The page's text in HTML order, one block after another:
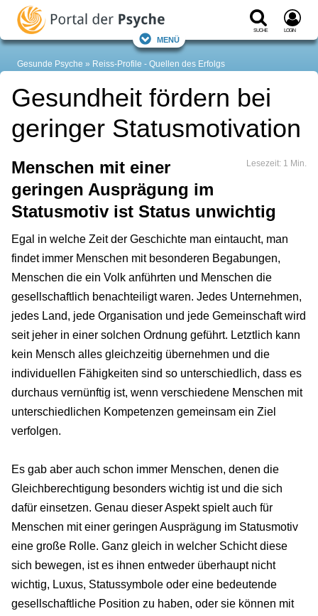
Suche Login
Menü
Gesunde Psyche Reiss-Profile - Quellen des Erfolgs
Gesundheit fördern bei
geringer Statusmotivation
Lesezeit: 1 Min.
Menschen mit einer
geringen Ausprägung im
Statusmotiv ist Status unwichtig
Egal in welche Zeit der Geschichte man eintaucht, man
findet immer Menschen mit besonderen Begabungen,
Menschen die ein Volk anführten und Menschen die
gesellschaftlich benachteiligt waren. Jedes Unternehmen,
jedes Land, jede Organisation und jede Gemeinschaft wird
seit jeher in einer solchen Ordnung geführt. Letztlich kann
kein Mensch alles gleichzeitig übernehmen und die
individuellen Fähigkeiten sind so unterschiedlich, dass es
durchaus vernünftig ist, wenn verschiedene Menschen mit
unterschiedlichen Kompetenzen gemeinsam ein Ziel
verfolgen.
Es gab aber auch schon immer Menschen, denen die
Gleichberechtigung besonders wichtig ist und die sich
dafür einsetzen. Genau dieser Aspekt spielt auch für
Menschen mit einer geringen Ausprägung im Statusmotiv
eine große Rolle. Ganz gleich in welcher Schicht diese
sich bewegen, ist es ihnen entweder überhaupt nicht
wichtig, Luxus, Statussymbole oder eine bedeutende
gesellschaftliche Position zu haben, oder sie können mit